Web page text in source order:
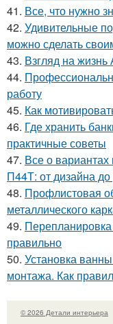
41. Все, что нужно
42. Удивительные
можно сделать
43. Взгляд на
44.
работу
45. Как
46. Где хранить
практичные советы
47. Все о
П44Т: от дизайна до
48. Профлистовая
металлического
49. Перепланировка
правильно
50. Установка
монтажа. Как
© 2026 Детали интерьера